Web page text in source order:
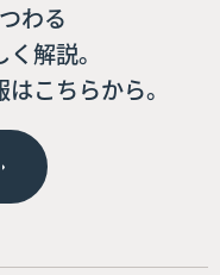
わる
解説。
こちらから。